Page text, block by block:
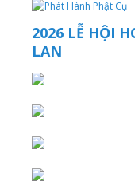
2026 LỄ HỘI
LAN